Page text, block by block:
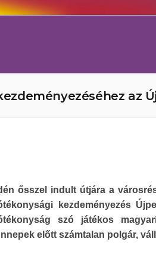
az
ősszel indult útjára a
kezdeményezés
szó játékos
előtt számtalan polgár,